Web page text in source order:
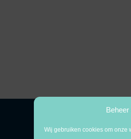
Wij gebruiken cookies om onze